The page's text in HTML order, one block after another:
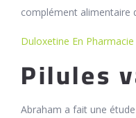
complément alimentaire
Duloxetine En
Pilules
Abraham a fait une